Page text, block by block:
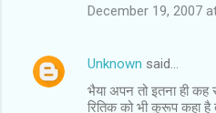
December 19, 2007
Unknown said…
भैया अपन तो इतना ही
रितिक को भी कुरूप कहा